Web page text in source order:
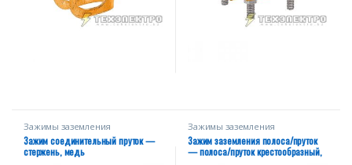
Зажимы заземления
Зажим соединительный пруток —
стержень, медь
Зажимы заземления
Зажим заземления полоса/пруток
— полоса/пруток крестообразный,